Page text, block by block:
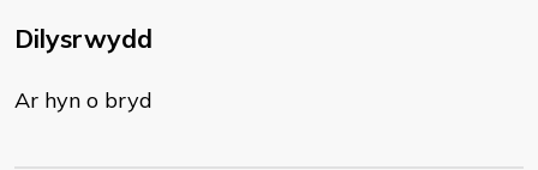
Dilysrwydd
Ar hyn o bryd